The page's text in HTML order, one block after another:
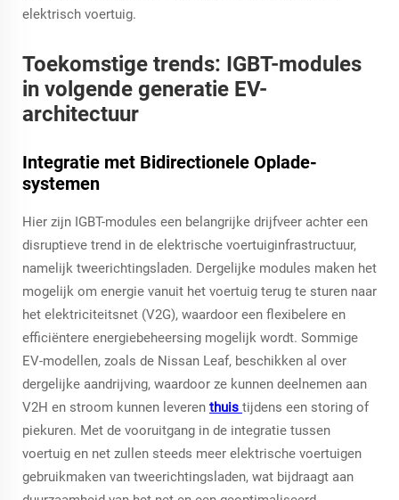
elektrisch voertuig.
Toekomstige trends: IGBT-modules
in volgende generatie EV-
architectuur
Integratie met Bidirectionele Oplade-
systemen
Hier zijn IGBT-modules een belangrijke drijfveer achter een
disruptieve trend in de elektrische voertuiginfrastructuur,
namelijk tweerichtingsladen. Dergelijke modules maken het
mogelijk om energie vanuit het voertuig terug te sturen naar
het elektriciteitsnet (V2G), waardoor een flexibelere en
efficiëntere energiebeheersing mogelijk wordt. Sommige
EV-modellen, zoals de Nissan Leaf, beschikken al over
dergelijke aandrijving, waardoor ze kunnen deelnemen aan
V2H en stroom kunnen leveren thuis tijdens een storing of
piekuren. Met de vooruitgang in de integratie tussen
voertuig en net zullen steeds meer elektrische voertuigen
gebruikmaken van tweerichtingsladen, wat bijdraagt aan